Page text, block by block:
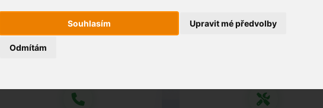
Souhlasím
Odmítám
Upravit mé předvolby